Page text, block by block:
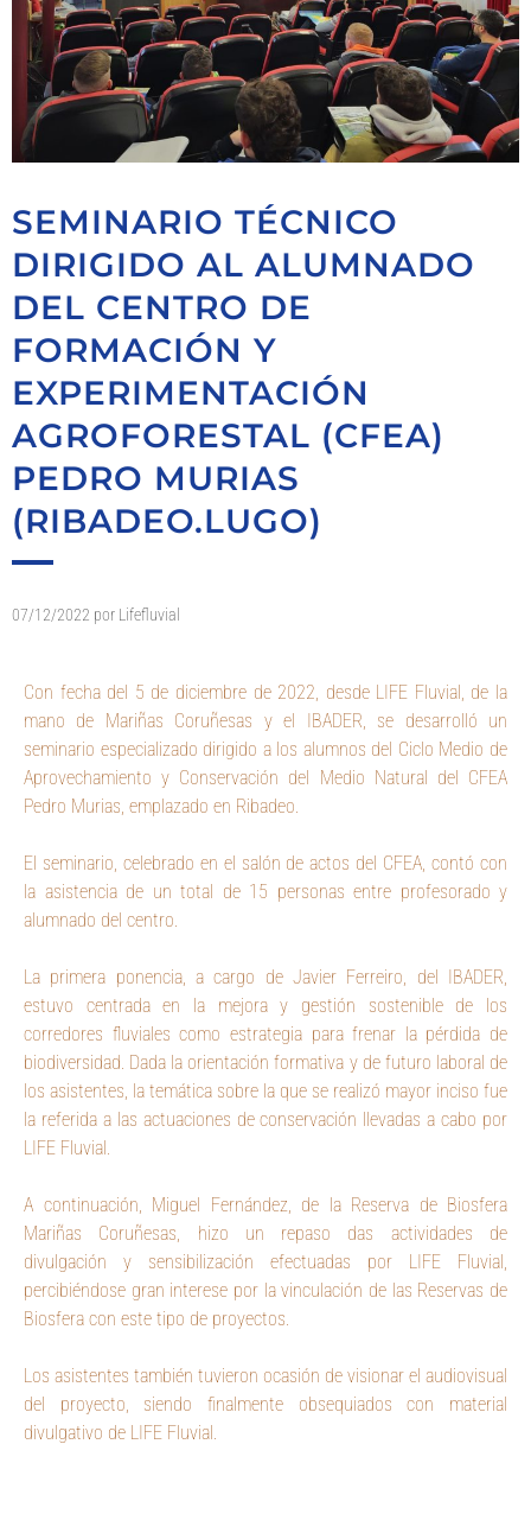
SEMINARIO TÉCNICO
DIRIGIDO AL ALUMNADO
DEL CENTRO DE
FORMACIÓN Y
EXPERIMENTACIÓN
AGROFORESTAL (CFEA)
PEDRO MURIAS
(RIBADEO.LUGO)
07/12/2022 por Lifefluvial
Con fecha del 5 de diciembre de 2022, desde LIFE Fluvial, de la
mano de Mariñas Coruñesas y el IBADER, se desarrolló un
seminario especializado dirigido a los alumnos del Ciclo Medio de
Aprovechamiento y Conservación del Medio Natural del CFEA
Pedro Murias, emplazado en Ribadeo.
El seminario, celebrado en el salón de actos del CFEA, contó con
la asistencia de un total de 15 personas entre profesorado y
alumnado del centro.
La primera ponencia, a cargo de Javier Ferreiro, del IBADER,
estuvo centrada en la mejora y gestión sostenible de los
corredores fluviales como estrategia para frenar la pérdida de
biodiversidad. Dada la orientación formativa y de futuro laboral de
los asistentes, la temática sobre la que se realizó mayor inciso fue
la referida a las actuaciones de conservación llevadas a cabo por
LIFE Fluvial.
A continuación, Miguel Fernández, de la Reserva de Biosfera
Mariñas Coruñesas, hizo un repaso das actividades de
divulgación y sensibilización efectuadas por LIFE Fluvial,
percibiéndose gran interese por la vinculación de las Reservas de
Biosfera con este tipo de proyectos.
Los asistentes también tuvieron ocasión de visionar el audiovisual
del proyecto, siendo finalmente obsequiados con material
divulgativo de LIFE Fluvial.